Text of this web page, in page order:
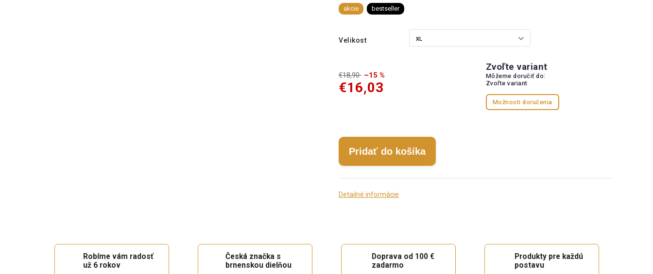
akcie bestseller
Velikost
€18,90 –15 %
€16,03
Zvoľte variant
Môžeme doručiť do:
Zvoľte variant
Možnosti doručenia
Pridať do košíka
Detailné informácie
Robíme vám radosť
už 6 rokov
Česká značka s
brnenskou dielňou
Doprava od 100 €
zadarmo
Produkty pre každú
postavu